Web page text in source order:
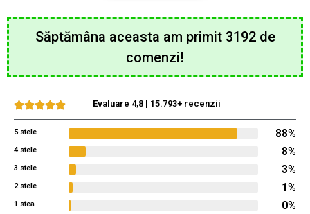
Săptămâna aceasta am primit 3192 de
comenzi!
Evaluare 4,8 | 15.793+ recenzii
5 stele 88%
4 stele 8%
3 stele 3%
2 stele 1%
1 stea 0%